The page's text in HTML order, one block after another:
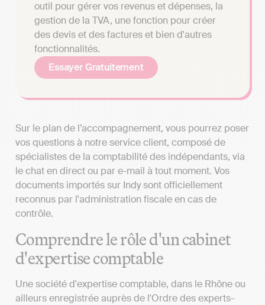
outil pour gérer vos revenus et dépenses, la
gestion de la TVA, une fonction pour créer
des devis et des factures et bien d'autres
fonctionnalités.
Essayer Gratuitement
Sur le plan de l’accompagnement, vous pourrez poser
vos questions à notre service client, composé de
spécialistes de la comptabilité des indépendants, via
le chat en direct ou par e-mail à tout moment. Vos
documents importés sur Indy sont officiellement
reconnus par l'administration fiscale en cas de
contrôle.
Comprendre le rôle d'un cabinet
d'expertise comptable
Une société d'expertise comptable, dans le Rhône ou
ailleurs enregistrée auprès de l'Ordre des experts-